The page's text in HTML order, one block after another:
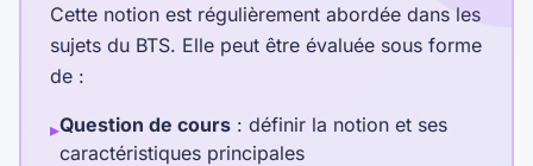
Cette notion est régulièrement abordée dans les
sujets du BTS. Elle peut être évaluée sous forme
de :
▸Question de cours : définir la notion et ses
caractéristiques principales